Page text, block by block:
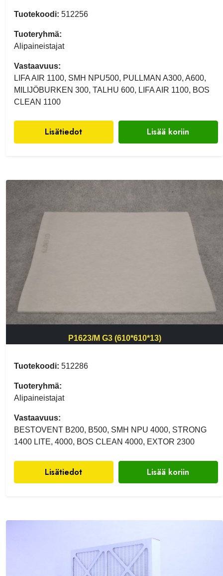
Tuotekoodi: 512256
Tuoteryhmä:
Alipaineistajat
Vastaavuus:
LIFA AIR 1100, SMH NPU500, PULLMAN A300, A600,
MILIJÖBURKEN 300, TALHU 600, LIFA AIR 1100, BOS
CLEAN 1100
Lisätiedot Lisää koriin
P1623/M G3 (610*610*13)
Tuotekoodi: 512286
Tuoteryhmä:
Alipaineistajat
Vastaavuus:
BESTOVENT B200, B500, SMH NPU 4000, STRONG
1400 LITE, 4000, BOS CLEAN 4000, EXTOR 2300
Lisätiedot Lisää koriin